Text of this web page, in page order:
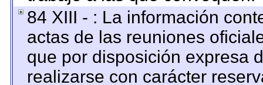
84 XIII - : La información
actas de las reuniones
que por disposición expresa
realizarse con carácter